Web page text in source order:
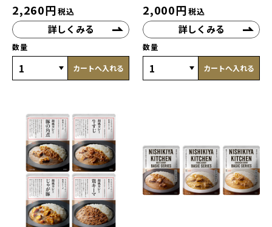
2,260円税込
詳しくみる
数量
カートへ入れる
2,000円税込
詳しくみる
数量
カートへ入れる